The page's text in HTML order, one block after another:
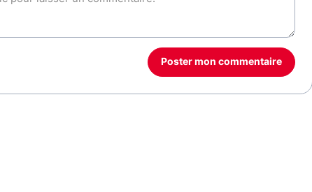
Poster mon commentaire